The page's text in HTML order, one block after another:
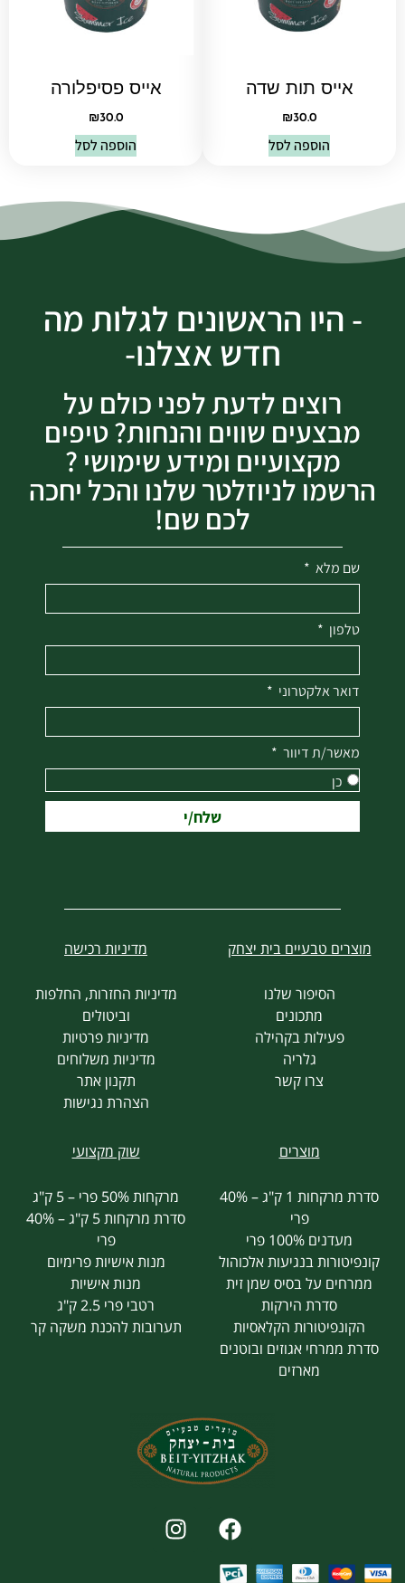
אייס תות שדה
₪30.0
הוספה לסל
אייס פסיפלורה
₪30.0
הוספה לסל
- היו הראשונים לגלות מה
חדש אצלנו-
רוצים לדעת לפני כולם על
מבצעים שווים והנחות? טיפים
מקצועיים ומידע שימושי ?
הרשמו לניוזלטר שלנו והכל יחכה
לכם שם!
שם מלא
טלפון
דואר אלקטרוני
מאשר/ת דיוור
כן
שלח/י
מוצרים טבעיים בית יצחק
הסיפור שלנו
מתכונים
פעילות בקהילה
גלריה
צרו קשר
מדיניות רכישה
מדיניות החזרות, החלפות
וביטולים
מדיניות פרטיות
מדיניות משלוחים
תקנון אתר
הצהרת נגישות
מוצרים
סדרת מרקחות 1 ק"ג – 40%
פרי
מעדנים 100% פרי
קונפיטורות בנגיעות אלכוהול
ממרחים על בסיס שמן זית
סדרת הירקות
הקונפיטורות הקלאסיות
סדרת ממרחי אגוזים ובוטנים
מארזים
שוק מקצועי
מרקחות 50% פרי – 5 ק"ג
סדרת מרקחות 5 ק"ג – 40%
פרי
מנות אישיות פרימיום
מנות אישיות
רטבי פרי 2.5 ק"ג
תערובות להכנת משקה קר